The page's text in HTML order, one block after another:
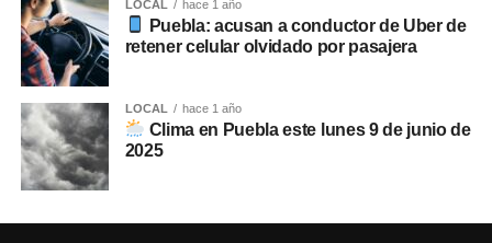
LOCAL hace 1 año
Puebla: acusan a conductor de Uber de
retener celular olvidado por pasajera
LOCAL hace 1 año
Clima en Puebla este lunes 9 de junio de
2025